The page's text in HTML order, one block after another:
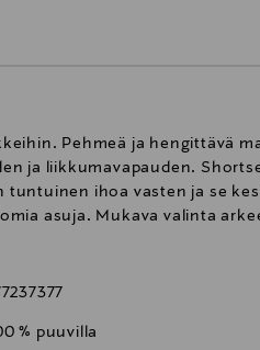
Pehmeä ja hengittävä
ja liikkumavapauden.
ihoa vasten ja se
asuja. Mukava valinta
% puuvilla